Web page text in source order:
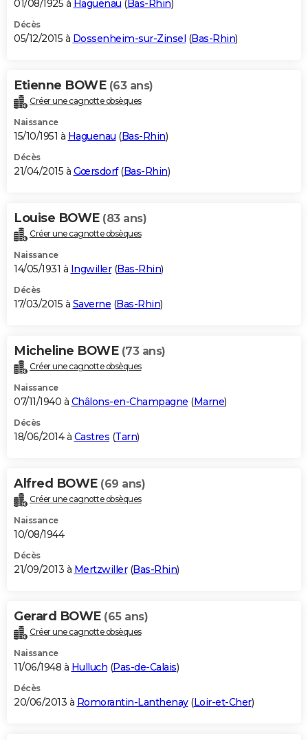
01/08/1925 à Haguenau ( Bas-Rhin)
Décès
05/12/2015 à Dossenheim-sur-Zinsel (Bas-Rhin)
Etienne BOWE (63 ans)
Créer une cagnotte obsèques
Naissance
15/10/1951 à Haguenau (Bas-Rhin)
Décès
21/04/2015 à Gœrsdorf(Bas-Rhin)
Louise BOWE (83 ans)
Créer une cagnotte obsèques
Naissance
14/05/1931 à Ingwiller(Bas-Rhin)
Décès
17/03/2015 à Saverne (Bas-Rhin)
Micheline BOWE (73 ans)
Créer une cagnotte obsèques
Naissance
07/11/1940 à Châlons-en-Champagne (Marne)
Décès
18/06/2014 à Castres (Tarn)
Alfred BOWE (69 ans)
Créer une cagnotte obsèques
Naissance
10/08/1944
Décès
21/09/2013 à Mertzwiller(Bas-Rhin)
Gerard BOWE (65 ans)
Créer une cagnotte obsèques
Naissance
11/06/1948 à Hulluch (Pas-de-Calais)
Décès
20/06/2013 à Romorantin-Lanthenay(Loir-et-Cher)